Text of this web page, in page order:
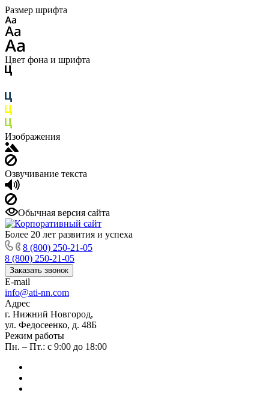
Размер шрифта
Цвет фона и шрифта
Изображения
Озвучивание текста
Обычная версия сайта
Более 20 лет развития и успеха
8 (800) 250-21-05
8 (800) 250-21-05
Заказать звонок
E-mail
info@ati-nn.com
Адрес
г. Нижний Новгород,
ул. Федосеенко, д. 48Б
Режим работы
Пн. – Пт.: с 9:00 до 18:00